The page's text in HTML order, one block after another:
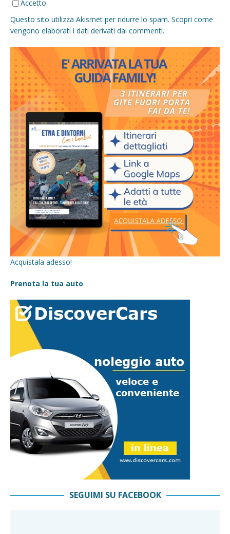
Accetto
Questo sito utilizza Akismet per ridurre lo spam. Scopri come
vengono elaborati i dati derivati dai commenti.
Acquistala adesso!
Prenota la tua auto
SEGUIMI SU FACEBOOK